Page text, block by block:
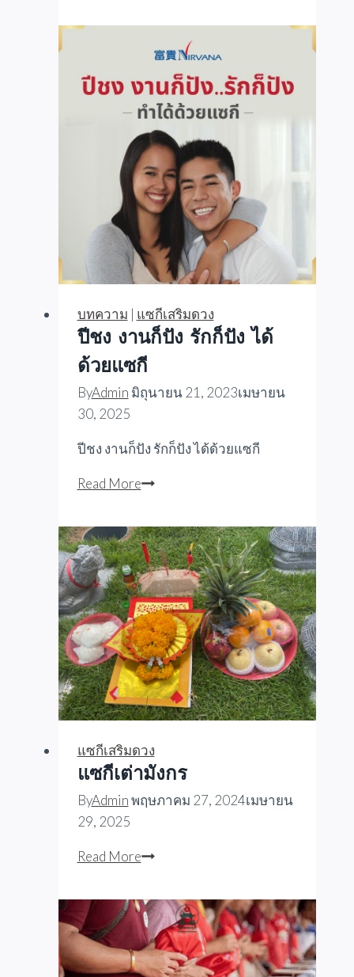
บทความ | แซกีเสริมดวง
ปีชง งานก็ปัง รักก็ปัง ได้
ด้วยแซกี
ByAdmin มิถุนายน 21, 2023เมษายน
30, 2025
ปีชง งานก็ปัง รักก็ปัง ได้ด้วยแซกี
Read Moreปีชง
ก็
ปัง
รัก
ก็
ปัง
ได้
ด้วย
แซกี
แซกีเสริมดวง
แซกีเต่ามังกร
ByAdminพฤษภาคม 27, 2024เมษายน
29, 2025
Read Moreแซ
เต่า
มังกร